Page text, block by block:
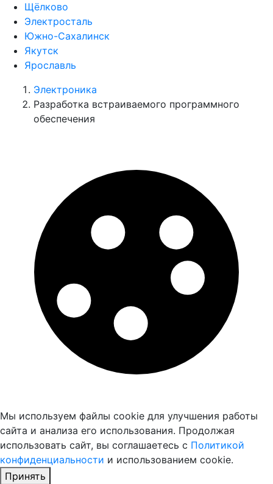
Щёлково
Электросталь
Южно-Сахалинск
Якутск
Ярославль
Электроника
Разработка встраиваемого программного
обеспечения
Мы используем файлы cookie для улучшения работы
сайта и анализа его использования. Продолжая
использовать сайт, вы соглашаетесь с Политикой
конфиденциальности и использованием cookie.
Принять